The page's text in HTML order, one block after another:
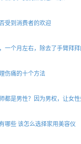
受到消费者的欢迎
一个月左右，除去了手臂拜
伤痛的十个方法
都是男性？因为男权，让女
哪些 该怎么选择家用美容仪